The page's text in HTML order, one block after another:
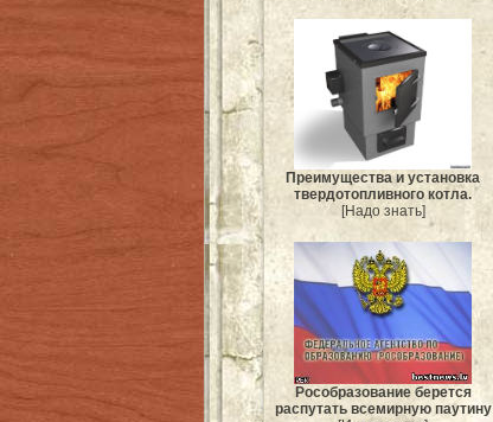
Преимущества и установка
твердотопливного котла.
[Надо знать]
Рособразование берется
распутать всемирную паутину